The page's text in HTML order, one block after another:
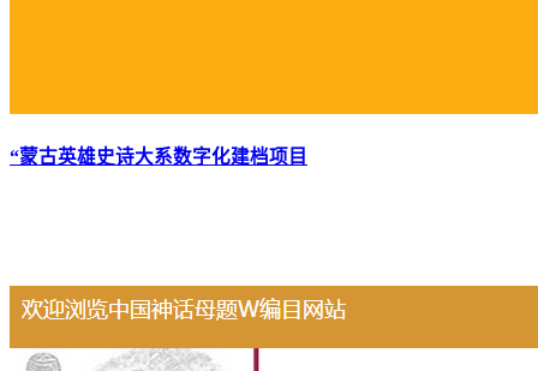
“蒙古英雄史诗大系数字化建档项目